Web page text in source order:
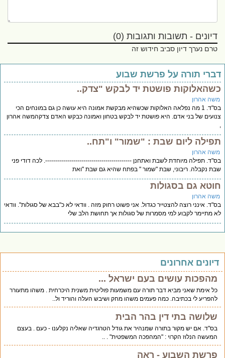
דיונים - תשובות ותגובות (0)
טרם נערך דיון סביב חידוש זה
תורה על פרשת שבוע
פושטת יד לבקש "צדק..
אהרון
בס"ד. 1 מה נפלאה האלוקות שכשהיא מבקשת אמונה היא עושה כן גם במונחים הכי
של בני אדם. היא פושטת יד לבקש בטחון ואמונה כבקש האדם צדקהמשה אהרון
ליום שבת : "שמור" ו"תח..
אהרון
תפילה מיוחדת לשבת ואתחנן -------------------------------------------. לכה דודי פני
נקבלה. ריבוני, שבת "שמור " בפתח שהיא גם שבת "ואת
גם בסגולות
אהרון
אינני רוצה להצטייר כגדול. אני פשוט רחוק מזה . וודאי לא כ"בבא של סגולות". וודאי
מתיימר לקבוע למי מסמרות של סגולות אך תחושת הלב שלי
אחרונים
מהפכות עושים בעם ישראל ...
כל אימת שאני מביא דבר תורה עם משמעות פוליטית משנית היכרחית . משהו מתעורר
להפריע לי בכתיבה. כמה פעמים משהו מחק ושיבש העלה והוריד ול..
שלושה בתי דין בהר הבית
בס"ד. אם יש מקור בתורה שמנהיר את גודל הטרגדיה שאליה נקלענו - כעם . בעצם
המעשה הנלוז הקרוי : "המהפכה המשפטית" . ..
פרשת השבוע - ראה